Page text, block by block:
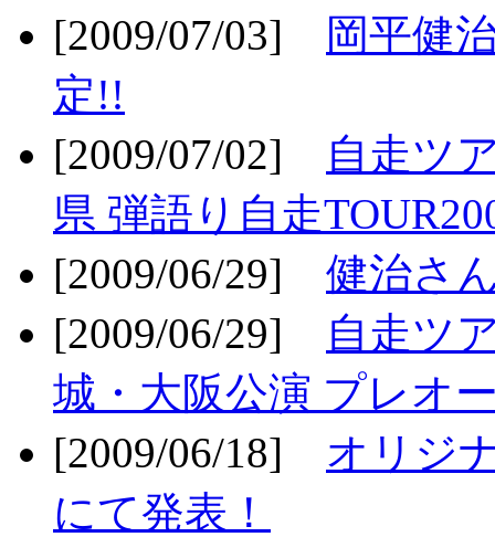
[2009/07/03]
岡平健
定!!
[2009/07/02]
自走ツ
県 弾語り自走
[2009/06/29] 健治さ
[2009/06/29]
自走ツ
城・大阪公演 プレオ
[2009/06/18] オリジ
にて発表！